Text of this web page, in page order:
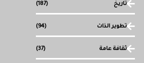
تاريخ (187)
تطوير الذات (94)
ثقافة عامة (37)